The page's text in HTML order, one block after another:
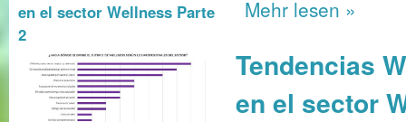
en el sector Wellness Parte
2
Mehr lesen »
Tendencias
en el sector